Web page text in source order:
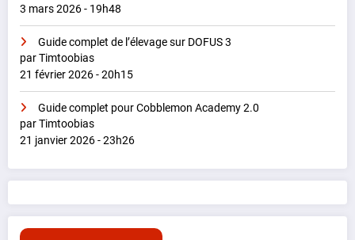
3 mars 2026 - 19h48
Guide complet de l’élevage sur DOFUS 3
par Timtoobias
21 février 2026 - 20h15
Guide complet pour Cobblemon Academy 2.0
par Timtoobias
21 janvier 2026 - 23h26